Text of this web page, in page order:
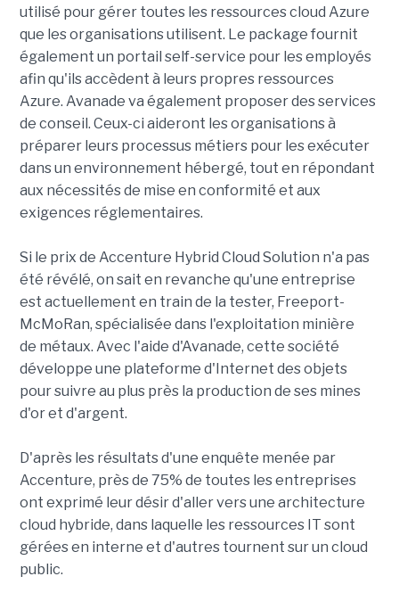
utilisé pour gérer toutes les ressources cloud Azure
que les organisations utilisent. Le package fournit
également un portail self-service pour les employés
afin qu'ils accèdent à leurs propres ressources
Azure. Avanade va également proposer des services
de conseil. Ceux-ci aideront les organisations à
préparer leurs processus métiers pour les exécuter
dans un environnement hébergé, tout en répondant
aux nécessités de mise en conformité et aux
exigences réglementaires.
Si le prix de Accenture Hybrid Cloud Solution n'a pas
été révélé, on sait en revanche qu'une entreprise
est actuellement en train de la tester, Freeport-
McMoRan, spécialisée dans l'exploitation minière
de métaux. Avec l'aide d'Avanade, cette société
développe une plateforme d'Internet des objets
pour suivre au plus près la production de ses mines
d'or et d'argent.
D'après les résultats d'une enquête menée par
Accenture, près de 75% de toutes les entreprises
ont exprimé leur désir d'aller vers une architecture
cloud hybride, dans laquelle les ressources IT sont
gérées en interne et d'autres tournent sur un cloud
public.